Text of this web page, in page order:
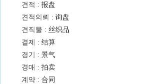
견적 : 报盘
견적의뢰 : 询盘
견직물 : 丝织品
결제 : 结算
경기 : 景气
경매 : 拍卖
계약 : 合同